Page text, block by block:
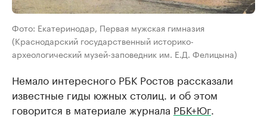
Фото: Екатеринодар, Первая мужская гимназия
(Краснодарский государственный историко-
археологический музей-заповедник им. Е.Д. Фелицына)
Немало интересного РБК Ростов рассказали
известные гиды южных столиц. и об этом
говорится в материале журнала РБК+Юг